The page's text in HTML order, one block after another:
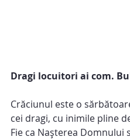
Dragi locuitori ai com.
Crăciunul este o
cei dragi, cu inimile pline
Fie ca Nașterea